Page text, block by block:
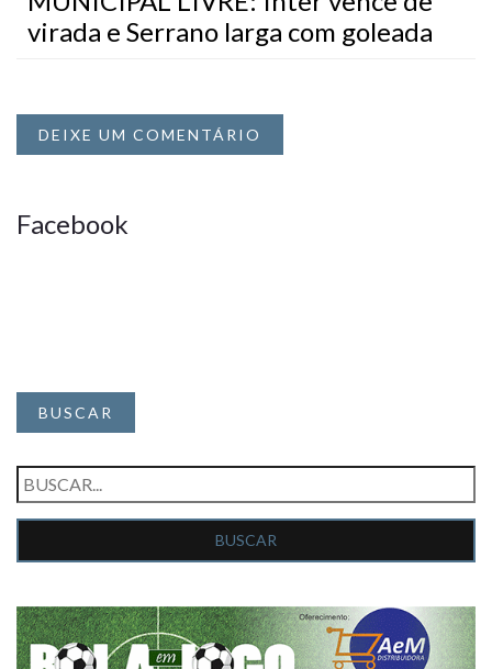
virada e Serrano larga com goleada
DEIXE UM COMENTÁRIO
Facebook
BUSCAR